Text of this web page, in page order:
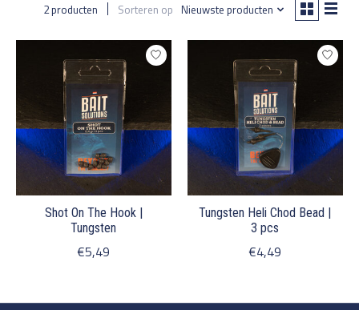
2 producten Sorteren op Nieuwste producten
Shot On The Hook |
Tungsten
€5,49
Tungsten Heli Chod Bead |
3 pcs
€4,49